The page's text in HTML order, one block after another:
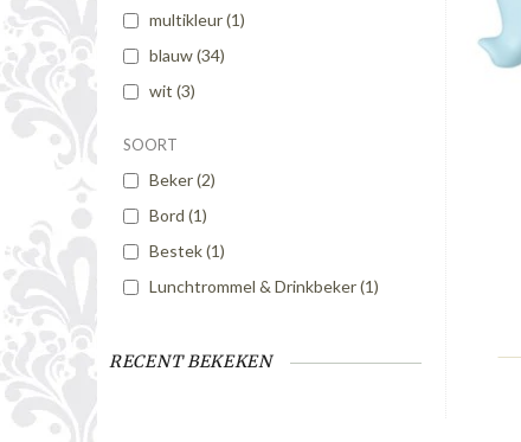
multikleur(1)
blauw(34)
wit (3)
SOORT
Beker(2)
Bord (1)
Bestek(1)
Lunchtrommel & Drinkbeker(1)
RECENT BEKEKEN